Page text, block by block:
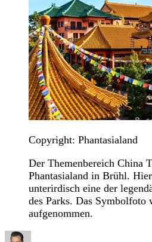
Copyright: Phantasialand
Der Themenbereich China
Phantasialand in Brühl.
unterirdisch eine der
des Parks. Das Symbolfoto
aufgenommen.